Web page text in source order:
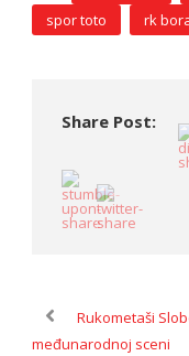
spor toto
rk
Share Post:
Rukometaši
međunarodnoj sceni